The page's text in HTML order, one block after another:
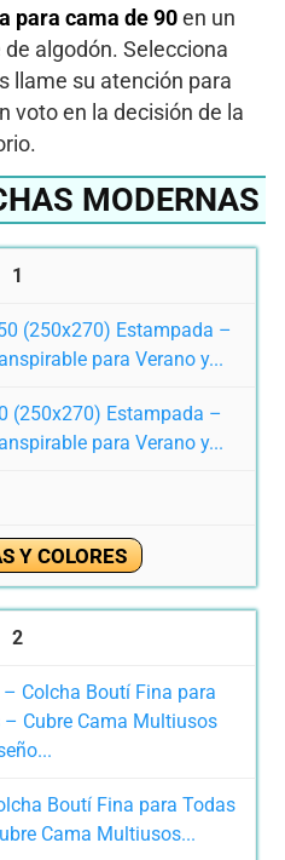
para cama de 90 en un
algodón. Selecciona
llame su atención para
voto en la decisión de la
MODERNAS
1
(250x270) Estampada –
para Verano y...
Y COLORES
2
Boutí Fina para Todas
Cama Multiusos...